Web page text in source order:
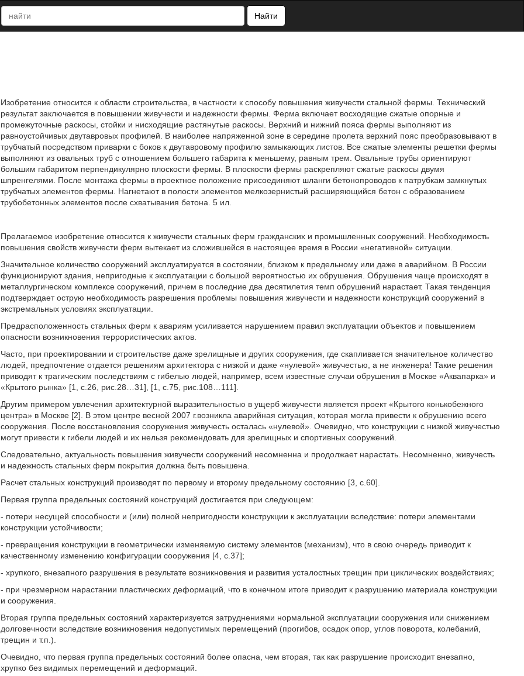
Найти
Изобретение относится к области строительства, в частности к способу повышения живучести стальной фермы. Технический
результат заключается в повышении живучести и надежности фермы. Ферма включает восходящие сжатые опорные и
промежуточные раскосы, стойки и нисходящие растянутые раскосы. Верхний и нижний пояса фермы выполняют из
равноустойчивых двутавровых профилей. В наиболее напряженной зоне в середине пролета верхний пояс преобразовывают в
трубчатый посредством приварки с боков к двутавровому профилю замыкающих листов. Все сжатые элементы решетки фермы
выполняют из овальных труб с отношением большего габарита к меньшему, равным трем. Овальные трубы ориентируют
большим габаритом перпендикулярно плоскости фермы. В плоскости фермы раскрепляют сжатые раскосы двумя
шпренгелями. После монтажа фермы в проектное положение присоединяют шланги бетонопроводов к патрубкам замкнутых
трубчатых элементов фермы. Нагнетают в полости элементов мелкозернистый расширяющийся бетон с образованием
трубобетонных элементов после схватывания бетона. 5 ил.
Прелагаемое изобретение относится к живучести стальных ферм гражданских и промышленных сооружений. Необходимость
повышения свойств живучести ферм вытекает из сложившейся в настоящее время в России «негативной» ситуации.
Значительное количество сооружений эксплуатируется в состоянии, близком к предельному или даже в аварийном. В России
функционируют здания, непригодные к эксплуатации с большой вероятностью их обрушения. Обрушения чаще происходят в
металлургическом комплексе сооружений, причем в последние два десятилетия темп обрушений нарастает. Такая тенденция
подтверждает острую необходимость разрешения проблемы повышения живучести и надежности конструкций сооружений в
экстремальных условиях эксплуатации.
Предрасположенность стальных ферм к авариям усиливается нарушением правил эксплуатации объектов и повышением
опасности возникновения террористических актов.
Часто, при проектировании и строительстве даже зрелищные и других сооружения, где скапливается значительное количество
людей, предпочтение отдается решениям архитектора с низкой и даже «нулевой» живучестью, а не инженера! Такие решения
приводят к трагическим последствиям с гибелью людей, например, всем известные случаи обрушения в Москве «Аквапарка» и
«Крытого рынка» [1, с.26, рис.28…31], [1, с.75, рис.108…111].
Другим примером увлечения архитектурной выразительностью в ущерб живучести является проект «Крытого конькобежного
центра» в Москве [2]. В этом центре весной 2007 г.возникла аварийная ситуация, которая могла привести к обрушению всего
сооружения. После восстановления сооружения живучесть осталась «нулевой». Очевидно, что конструкции с низкой живучестью
могут привести к гибели людей и их нельзя рекомендовать для зрелищных и спортивных сооружений.
Следовательно, актуальность повышения живучести сооружений несомненна и продолжает нарастать. Несомненно, живучесть
и надежность стальных ферм покрытия должна быть повышена.
Расчет стальных конструкций производят по первому и второму предельному состоянию [3, с.60].
Первая группа предельных состояний конструкций достигается при следующем:
- потери несущей способности и (или) полной непригодности конструкции к эксплуатации вследствие: потери элементами
конструкции устойчивости;
- превращения конструкции в геометрически изменяемую систему элементов (механизм), что в свою очередь приводит к
качественному изменению конфигурации сооружения [4, с.37];
- хрупкого, внезапного разрушения в результате возникновения и развития усталостных трещин при циклических воздействиях;
- при чрезмерном нарастании пластических деформаций, что в конечном итоге приводит к разрушению материала конструкции
и сооружения.
Вторая группа предельных состояний характеризуется затруднениями нормальной эксплуатации сооружения или снижением
долговечности вследствие возникновения недопустимых перемещений (прогибов, осадок опор, углов поворота, колебаний,
трещин и т.п.).
Очевидно, что первая группа предельных состояний более опасна, чем вторая, так как разрушение происходит внезапно,
хрупко без видимых перемещений и деформаций.